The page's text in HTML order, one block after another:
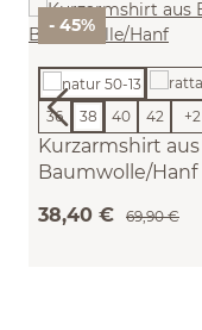
- 45%
Kurzarmshirt
Baumwolle/Hanf
36 38 40 42 +2
38,40 € 69,90 €